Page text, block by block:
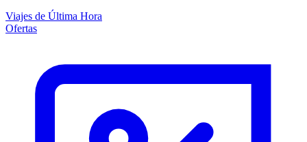
Viajes de Última Hora
Ofertas